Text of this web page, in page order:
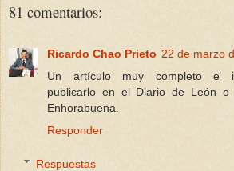
81 comentarios:
Ricardo Chao Prieto 22 de marzo
Un artículo muy completo e
publicarlo en el Diario de León o
Enhorabuena.
Responder
Respuestas